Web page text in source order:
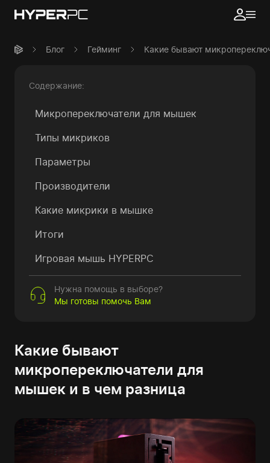
Блог Гейминг Какие бывают
Содержание:
Микропереключатели для мышек
Типы микриков
Параметры
Производители
Какие микрики в мышке
Итоги
Игровая мышь HYPERPC
Нужна помощь в выборе?
Мы готовы помочь Вам
Какие бывают
микропереключатели для
мышек и в чем разница